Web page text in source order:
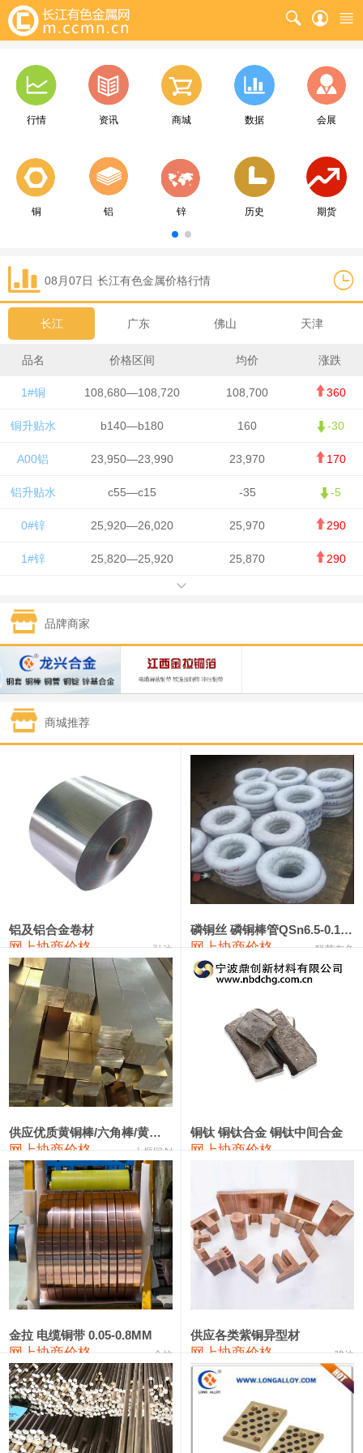
行情 资讯 商城 数据 会展
铜 铝 锌 历史 期货
08月07日 长江有色金属价格行情
长江 广东 佛山 天津
品名 价格区间 均价 涨跌
1#铜 108,680—108,720 108,700 360
铜升贴水 b140—b180 160 -30
A00铝 23,950—23,990 23,970 170
铝升贴水 c55—c15 -35 -5
0#锌 25,920—26,020 25,970 290
1#锌 25,820—25,920 25,870 290
1#锡 434,000—436,000
1#镍 129,550—130,750
1#白银 15,100—15,110 15,105 -70
钯金
331,000 -10,000
89,000—95,000 92,000 1,000
2#锑 85,000—91,000 88,000 1,000
1#镁 17,000—18,000 17,500 0
18,900—19,100 19,000 100
1#电解锰(99.7%袋装) 18,000—18,200 18,100 100
1#铬 60,000—82,000
553#硅 9,300—9,500
441#硅 9,600—9,800 9,700
3303#硅 10,300—10,500 10,400
2202#硅 14,100—14,300
金属硅3303#-2202# 10,400—14,200 12,300 0
漆包线 111,970—115,970 113,970
磷铜合金 110,800—117,600 114,200 400
无氧铜丝(硬) 109,710—110,010 109,860
R410A专用紫铜管 113,700—113,700
铸造铝合金锭(A380） 26,300—26,500 26,400 100
铝合金ADC12 24,200—24,400 100
铸造铝合金锭(ZL102) 24,300—24,500 24,400
品牌商家
商城推荐
铝及铝合金卷材
网上协商价格 弘达
磷铜丝 磷铜棒管QSn6.5-0.1 7-0.2 8-0.3
网上协商价格 联荣有色
供应优质黄铜棒/六角棒/黄铜方板
网上协商价格 十堰同创
铜钛 铜钛合金 铜钛中间合金
网上协商价格
金拉 电缆铜带 0.05-0.8MM
网上协商价格 金拉
供应各类紫铜异型材
网上协商价格 骏达